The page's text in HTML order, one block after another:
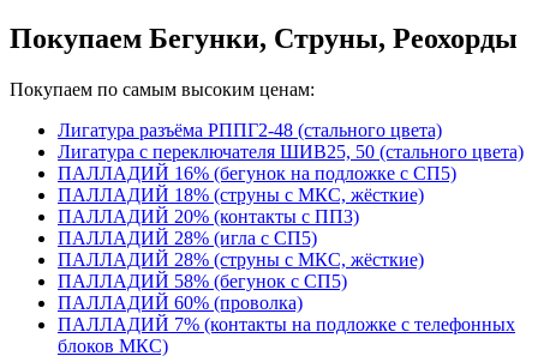
Покупаем Бегунки, Струны, Реохорды
Покупаем по самым высоким ценам:
Лигатура разъёма РППГ2-48 (стального цвета)
Лигатура с переключателя ШИВ25, 50 (стального цвета)
ПАЛЛАДИЙ 16% (бегунок на подложке с СП5)
ПАЛЛАДИЙ 18% (струны с МКС, жёсткие)
ПАЛЛАДИЙ 20% (контакты с ПП3)
ПАЛЛАДИЙ 28% (игла с СП5)
ПАЛЛАДИЙ 28% (струны с МКС, жёсткие)
ПАЛЛАДИЙ 58% (бегунок с СП5)
ПАЛЛАДИЙ 60% (проволка)
ПАЛЛАДИЙ 7% (контакты на подложке с телефонных
блоков МКС)